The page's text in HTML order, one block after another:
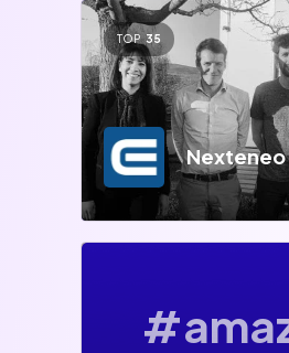
TOP 35
Nexteneo